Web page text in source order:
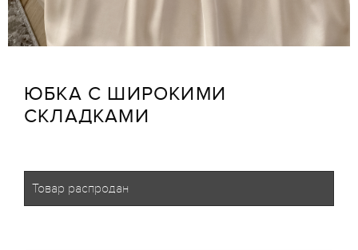
ЮБКА С ШИРОКИМИ
СКЛАДКАМИ
Товар распродан